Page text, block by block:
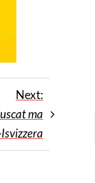
Next:
ma